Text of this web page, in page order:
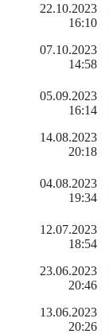
22.10.2023
16:10
07.10.2023
14:58
05.09.2023
16:14
14.08.2023
20:18
04.08.2023
19:34
12.07.2023
18:54
23.06.2023
20:46
13.06.2023
20:26